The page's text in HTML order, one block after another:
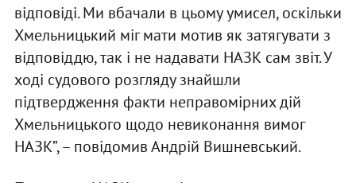
відповіді. Ми вбачали в цьому умисел, оскільки
Хмельницький міг мати мотив як затягувати з
відповіддю, так і не надавати НАЗК сам звіт. У
ході судового розгляду знайшли
підтвердження факти неправомірних дій
Хмельницького щодо невиконання вимог
НАЗК”, – повідомив Андрій Вишневський.